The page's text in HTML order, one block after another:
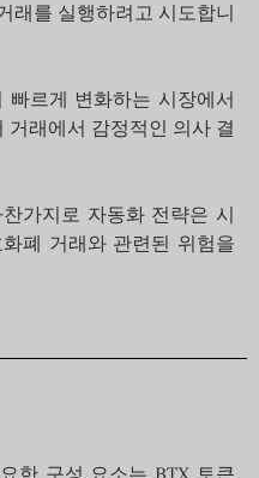
래를 실행하려고 시도합니
르게 변화하는 시장에서
래에서 감정적인 의사 결
가지로 자동화 전략은 시
폐 거래와 관련된 위험을